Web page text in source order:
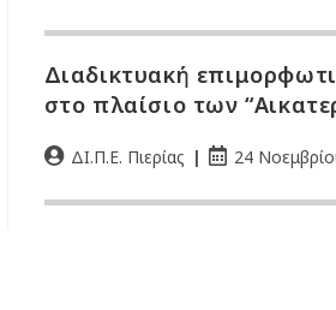
Διαδικτυακή
στο πλαίσιο των
ΔΙ.Π.Ε. Πιερίας 24